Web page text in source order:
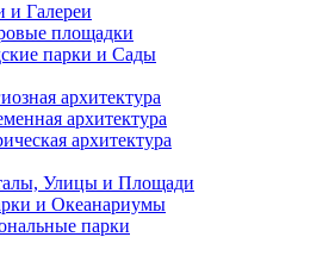
и Галереи
площадки
парки и Сады
архитектура
архитектура
архитектура
Улицы и Площади
и Океанариумы
парки